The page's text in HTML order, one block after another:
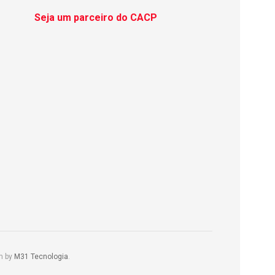
Seja um parceiro do CACP
by M31 Tecnologia